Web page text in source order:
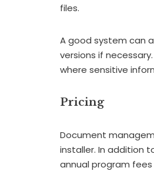
files.
A good system can
versions if
where sensitive
Pricing
Document
installer. In addition
annual program